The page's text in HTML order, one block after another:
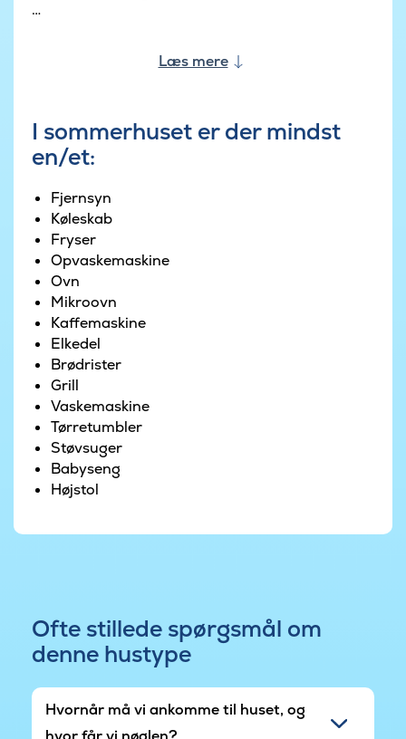
adgang til den store terrasse, hvor sommeren
kan nydes i gode havemøbler eller grilles en god
lege i sandkassen eller gyngerne.
Læs mere
I sommerhuset er der mindst
en/et:
Fjernsyn
Køleskab
Fryser
Opvaskemaskine
Ovn
Mikroovn
Kaffemaskine
Elkedel
Brødrister
Grill
Vaskemaskine
Tørretumbler
Støvsuger
Babyseng
Højstol
Ofte stillede spørgsmål om
denne hustype
Hvornår må vi ankomme til huset, og